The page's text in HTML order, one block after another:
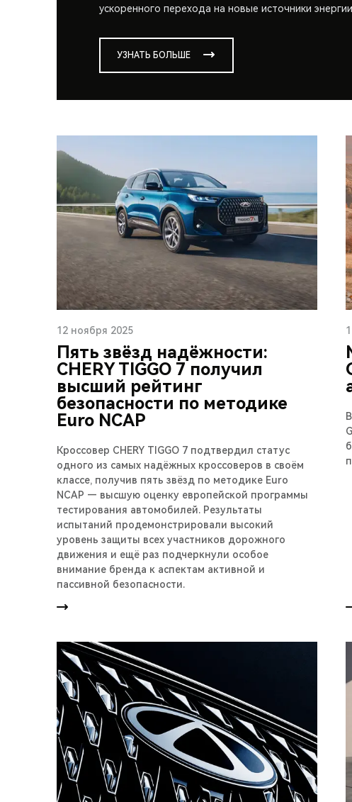
ускоренного перехода на новые источники энергии.
УЗНАТЬ БОЛЬШЕ
12 ноября 2025
Пять звёзд надёжности:
CHERY TIGGO 7 получил
высший рейтинг
безопасности по методике
Euro NCAP
Кроссовер CHERY TIGGO 7 подтвердил статус
одного из самых надёжных кроссоверов в своём
классе, получив пять звёзд по методике Euro
NCAP — высшую оценку европейской программы
тестирования автомобилей. Результаты
испытаний продемонстрировали высокий
уровень защиты всех участников дорожного
движения и ещё раз подчеркнули особое
внимание бренда к аспектам активной и
пассивной безопасности.